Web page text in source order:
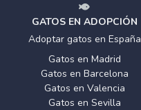
GATOS EN ADOPCIÓN
Adoptar gatos en España
Gatos en Madrid
Gatos en Barcelona
Gatos en Valencia
Gatos en Sevilla